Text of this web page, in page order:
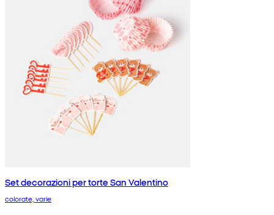
Set decorazioni per torte San Valentino
colorate, varie